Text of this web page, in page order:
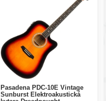
Pasadena PDC-10E Vintage
Sunburst Elektroakustická